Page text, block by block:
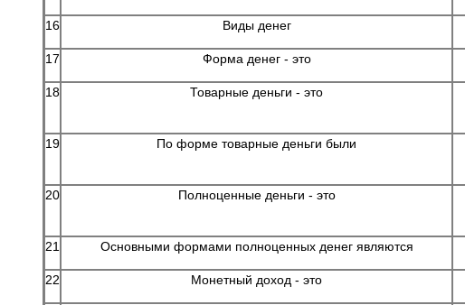
16 Виды денег
17 Форма денег - это
18 Товарные деньги - это
19 По форме товарные деньги были
20 Полноценные деньги - это
21 Основными формами полноценных денег являются
22 Монетный доход - это